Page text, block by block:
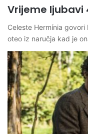
Vrijeme ljubavi
Celeste Hermínia
oteo iz naručja kad je